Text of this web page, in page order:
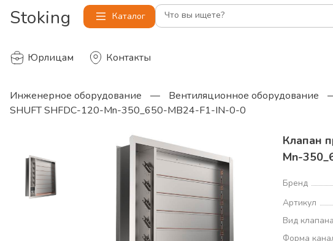
Stoking Каталог Что вы ищете?
Юрлицам Контакты
Инженерное оборудование — Вентиляционное оборудование
SHUFT SHFDC-120-Mn-350_650-MB24-F1-IN-0-0
Клапан
Mn-
Бренд
Артикул
Вид клапана
Форма